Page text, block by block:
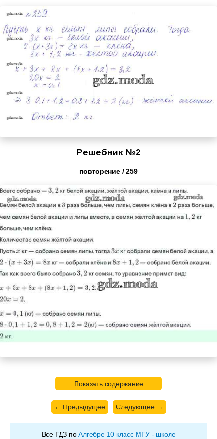
Решебник №2
повторение / 259
Показать содержание
← Предыдущее Следующее →
Все ГДЗ по Алгебре 10 класс МГУ - школе